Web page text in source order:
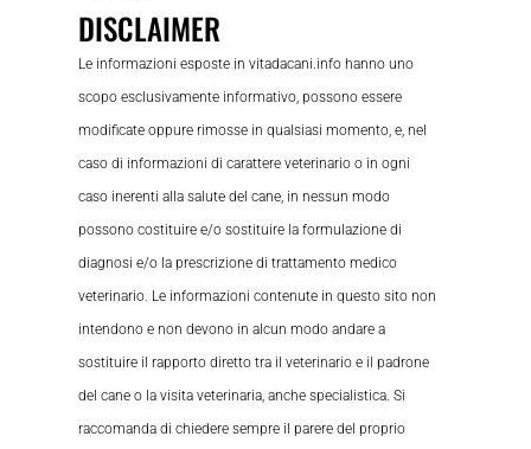
DISCLAIMER
Le informazioni esposte in vitadacani.info hanno uno
scopo esclusivamente informativo, possono essere
modificate oppure rimosse in qualsiasi momento, e, nel
caso di informazioni di carattere veterinario o in ogni
caso inerenti alla salute del cane, in nessun modo
possono costituire e/o sostituire la formulazione di
diagnosi e/o la prescrizione di trattamento medico
veterinario. Le informazioni contenute in questo sito non
intendono e non devono in alcun modo andare a
sostituire il rapporto diretto tra il veterinario e il padrone
del cane o la visita veterinaria, anche specialistica. Si
raccomanda di chiedere sempre il parere del proprio